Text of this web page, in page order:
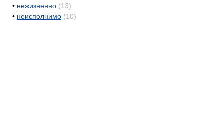
• нежизненно (13)
• неисполнимо (10)